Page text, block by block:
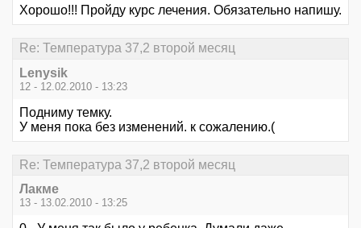
Хорошо!!! Пройду курс лечения. Обязательно напишу.
Re: Температура 37,2 второй месяц
Lenysik
12 - 12.02.2010 - 13:23
Подниму темку.
У меня пока без изменений. к сожалению.(
Re: Температура 37,2 второй месяц
Лакме
13 - 13.02.2010 - 13:25